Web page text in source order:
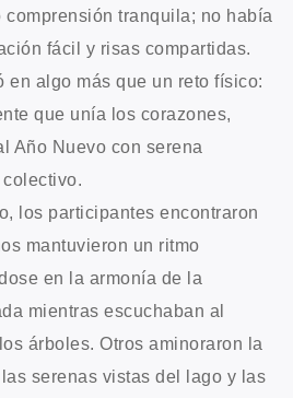
tranquila; no había
fácil y risas compartidas.
en algo más que un reto físico:
que unía los corazones,
Año Nuevo con serena
los participantes encontraron
mantuvieron un ritmo
en la armonía de la
mientras escuchaban al
árboles. Otros aminoraron la
serenas vistas del lago y las